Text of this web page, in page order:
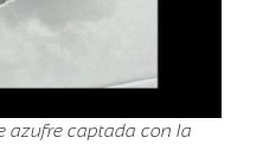
azufre captada con la